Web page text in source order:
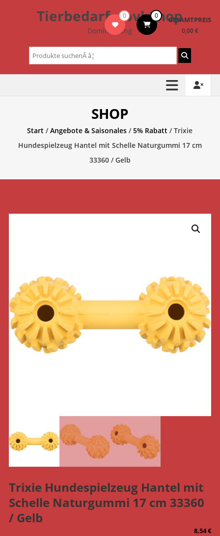
Tierbedarf – bvl-Shop
Dominik Lang
0 0 GESAMTPREIS
0,00 €
Suchen
nach:
SHOP
Start /Angebote & Saisonales /5% Rabatt / Trixie
Hundespielzeug Hantel mit Schelle Naturgummi 17 cm
33360 / Gelb
Trixie Hundespielzeug Hantel mit
Schelle Naturgummi 17 cm 33360
/ Gelb
8,54€